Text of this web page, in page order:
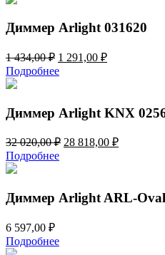
Диммер Arlight 031620
1 434,00₽ Первоначальная
цена
составляла
434,00 ₽.
1 291,00 ₽Текущая
Подробнее
Диммер Arlight KNX
32 020,00₽ Первоначальная
020,00 ₽.
28 818,00 ₽Текущая
Подробнее
Диммер Arlight ARL-
6 597,00 ₽
Подробнее